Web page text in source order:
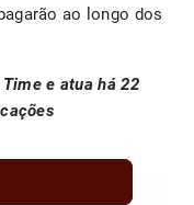
ao longo dos
e atua há 22